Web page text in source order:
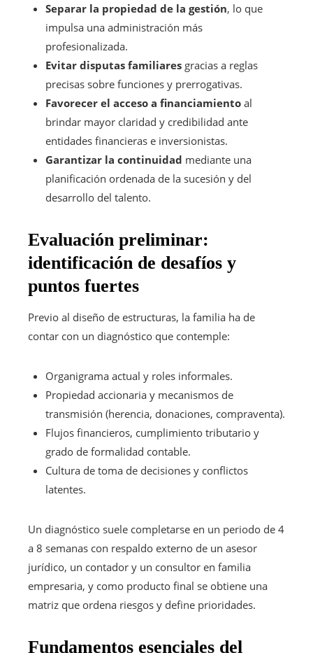
Separar la propiedad de la gestión, lo que
impulsa una administración más
profesionalizada.
Evitar disputas familiares gracias a reglas
precisas sobre funciones y prerrogativas.
Favorecer el acceso a financiamiento al
brindar mayor claridad y credibilidad ante
entidades financieras e inversionistas.
Garantizar la continuidad mediante una
planificación ordenada de la sucesión y del
desarrollo del talento.
Evaluación preliminar:
identificación de desafíos y
puntos fuertes
Previo al diseño de estructuras, la familia ha de
contar con un diagnóstico que contemple:
Organigrama actual y roles informales.
Propiedad accionaria y mecanismos de
transmisión (herencia, donaciones, compraventa).
Flujos financieros, cumplimiento tributario y
grado de formalidad contable.
Cultura de toma de decisiones y conflictos
latentes.
Un diagnóstico suele completarse en un periodo de 4
a 8 semanas con respaldo externo de un asesor
jurídico, un contador y un consultor en familia
empresaria, y como producto final se obtiene una
matriz que ordena riesgos y define prioridades.
Fundamentos esenciales del